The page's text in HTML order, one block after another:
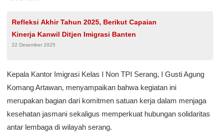
Refleksi Akhir Tahun 2025, Berikut Capaian
Kinerja Kanwil Ditjen Imigrasi Banten
22 Desember 2025
Kepala Kantor Imigrasi Kelas I Non TPI Serang, I Gusti Agung
Komang Artawan, menyampaikan bahwa kegiatan ini
merupakan bagian dari komitmen satuan kerja dalam menjaga
kesehatan jasmani sekaligus memperkuat hubungan solidaritas
antar lembaga di wilayah serang.